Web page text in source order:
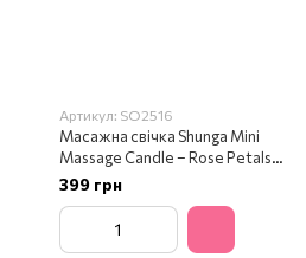
Артикул: SO2516
Масажна свічка Shunga Mini
Massage Candle – Rose Petals
(30 мл)
399 грн